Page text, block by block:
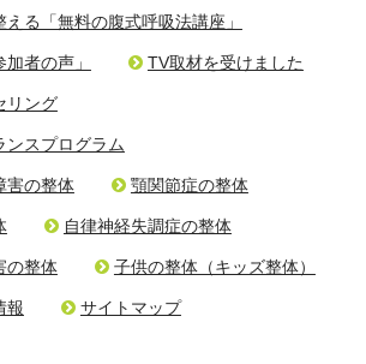
える「無料の腹式呼吸法講座」
者の声」 TV取材を受けました
リング
ンスプログラム
害の整体 顎関節症の整体
自律神経失調症の整体
の整体 子供の整体（キッズ整体）
報 サイトマップ